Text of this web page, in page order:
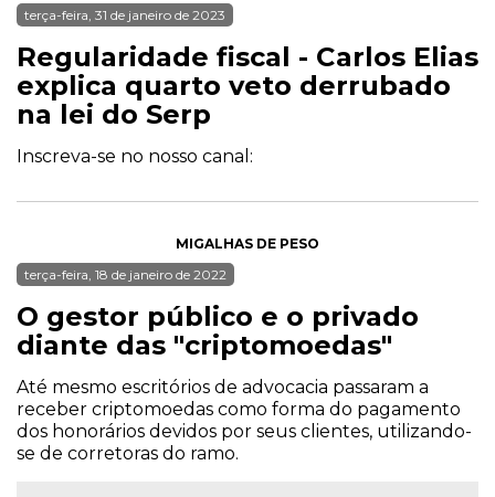
terça-feira, 31 de janeiro de 2023
Regularidade fiscal - Carlos Elias
explica quarto veto derrubado
na lei do Serp
Inscreva-se no nosso canal:
MIGALHAS DE PESO
terça-feira, 18 de janeiro de 2022
O gestor público e o privado
diante das "criptomoedas"
Até mesmo escritórios de advocacia passaram a
receber criptomoedas como forma do pagamento
dos honorários devidos por seus clientes, utilizando-
se de corretoras do ramo.